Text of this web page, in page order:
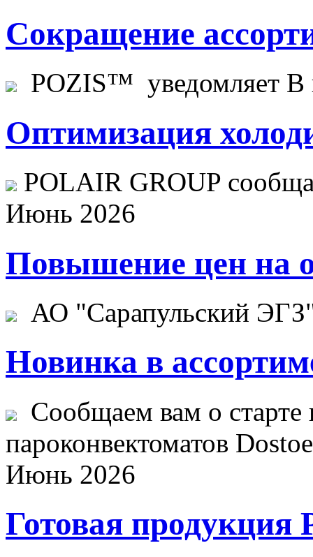
Сокращение
POZIS™ уведомляет В
Оптимизация
POLAIR GROUP
Июнь 2026
Повышение цен на
АО "Сарапульский
Новинка в
Сообщаем вам о старте
пароконвектоматов
Июнь 2026
Готовая продукция